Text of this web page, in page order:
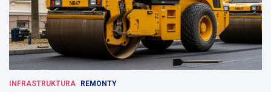
INFRASTRUKTURA REMONTY